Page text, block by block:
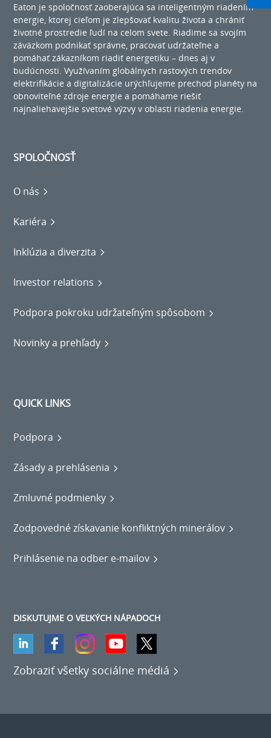
Eaton je spoločnosť zaoberajúca sa inteligentným riadením
energie, ktorej cieľom je zlepšovať kvalitu života a chrániť
životné prostredie ľudí na celom svete. Riadime sa svojím
záväzkom podnikať správne, pracovať udržateľne a
pomáhať zákazníkom riadiť energetiku – dnes aj v
budúcnosti. Využívaním globálnych rastových trendov
elektrifikácie a digitalizácie urýchľujeme prechod planéty na
obnoviteľné zdroje energie a pomáhame riešiť
najnaliehavejšie svetové výzvy v oblasti riadenia energie.
SPOLOČNOSŤ
O nás
Kariéra
Inklúzia a diverzita
Investor relations
Podpora pokroku udržateľným spôsobom
Novinky a prehľady
QUICK LINKS
Podpora
Zásady a prehlásenia
Zmluvné podmienky
Zodpovedné získavanie konfliktných minerálov
Prihlásenie na odber e-mailov
DISKUTUJME O VEĽKÝCH NÁPADOCH
Zobraziť všetky sociálne médiá